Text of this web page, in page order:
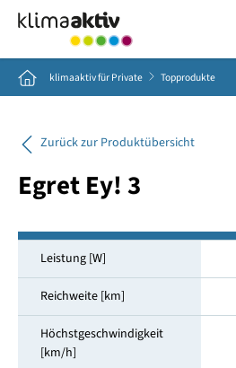
Home klimaaktiv für Private Topprodukte
Zurück zur Produktübersicht
Egret Ey! 3
Leistung [W]
Reichweite [km]
Höchstgeschwindigkeit
[km/h]